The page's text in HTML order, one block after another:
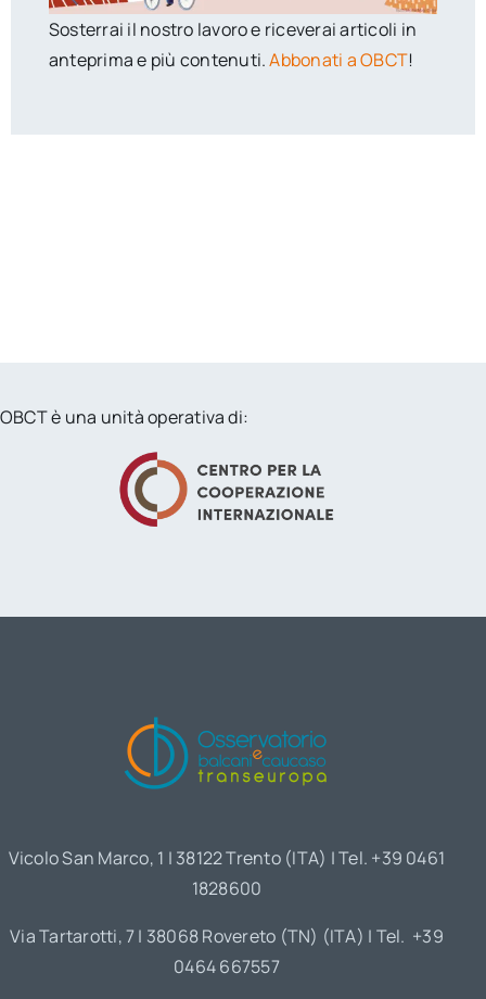
Sosterrai il nostro lavoro e riceverai articoli in
anteprima e più contenuti.Abbonati a OBCT!
OBCT è una unità operativa di:
Vicolo San Marco, 1 | 38122 Trento (ITA) | Tel. +39 0461
1828600
Via Tartarotti, 7 | 38068 Rovereto (TN) (ITA) | Tel. +39
0464 667557